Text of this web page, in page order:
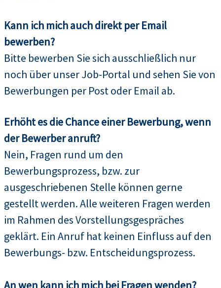
Kann ich mich auch direkt per Email
bewerben?
Bitte bewerben Sie sich ausschließlich nur
noch über unser Job-Portal und sehen Sie von
Bewerbungen per Post oder Email ab.
Erhöht es die Chance einer Bewerbung, wenn
der Bewerber anruft?
Nein, Fragen rund um den
Bewerbungsprozess, bzw. zur
ausgeschriebenen Stelle können gerne
gestellt werden. Alle weiteren Fragen werden
im Rahmen des Vorstellungsgespräches
geklärt. Ein Anruf hat keinen Einfluss auf den
Bewerbungs- bzw. Entscheidungsprozess.
An wen kann ich mich bei Fragen wenden?